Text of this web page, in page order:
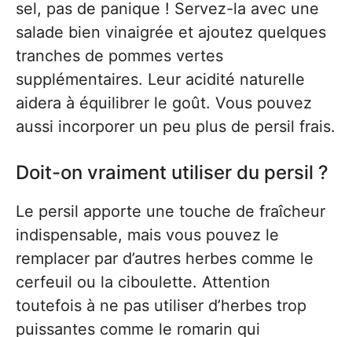
sel, pas de panique ! Servez-la avec une
salade bien vinaigrée et ajoutez quelques
tranches de pommes vertes
supplémentaires. Leur acidité naturelle
aidera à équilibrer le goût. Vous pouvez
aussi incorporer un peu plus de persil frais.
Doit-on vraiment utiliser du persil ?
Le persil apporte une touche de fraîcheur
indispensable, mais vous pouvez le
remplacer par d’autres herbes comme le
cerfeuil ou la ciboulette. Attention
toutefois à ne pas utiliser d’herbes trop
puissantes comme le romarin qui